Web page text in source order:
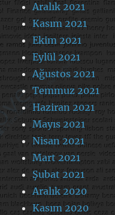
Aralık 2021
Kasım 2021
Ekim 2021
Eylül 2021
Ağustos 2021
Temmuz 2021
Haziran 2021
Mayıs 2021
Nisan 2021
Mart 2021
Şubat 2021
Aralık 2020
Kasım 2020